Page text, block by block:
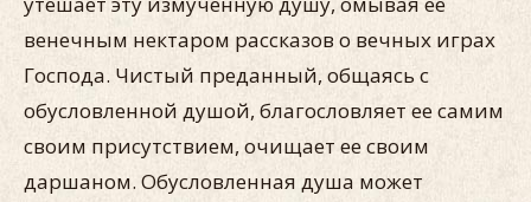
венечным нектаром рассказов о вечных играх
Господа. Чистый преданный, общаясь с
обусловленной душой, благословляет ее самим
своим присутствием, очищает ее своим
даршаном. Обусловленная душа может